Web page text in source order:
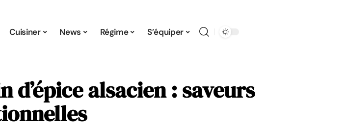
Cuisiner News Régime S’équiper
alsacien : saveurs